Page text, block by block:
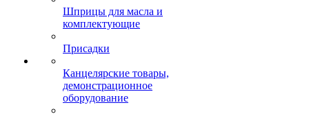
Шприцы для масла и
комплектующие
Присадки
Канцелярские товары,
демонстрационное
оборудование